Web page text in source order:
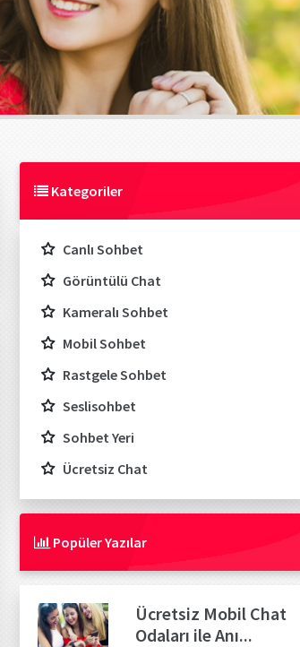
Kategoriler
Canlı Sohbet
Görüntülü Chat
Kameralı Sohbet
Mobil Sohbet
Rastgele Sohbet
Seslisohbet
Sohbet Yeri
Ücretsiz Chat
Popüler Yazılar
Ücretsiz Mobil Chat
Odaları ile Anı...